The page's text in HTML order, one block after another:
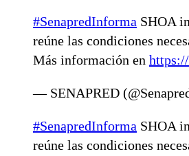
#SenapredInforma SHOA
reúne las condiciones
Más información en
— SENAPRED
#SenapredInforma SHOA
reúne las condiciones